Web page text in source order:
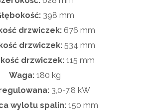
398 mm
drzwiczek: 676 mm
drzwiczek: 534 mm
drzwiczek: 115 mm
Waga: 180 kg
3,0-7,8 kW
wylotu spalin: 150 mm